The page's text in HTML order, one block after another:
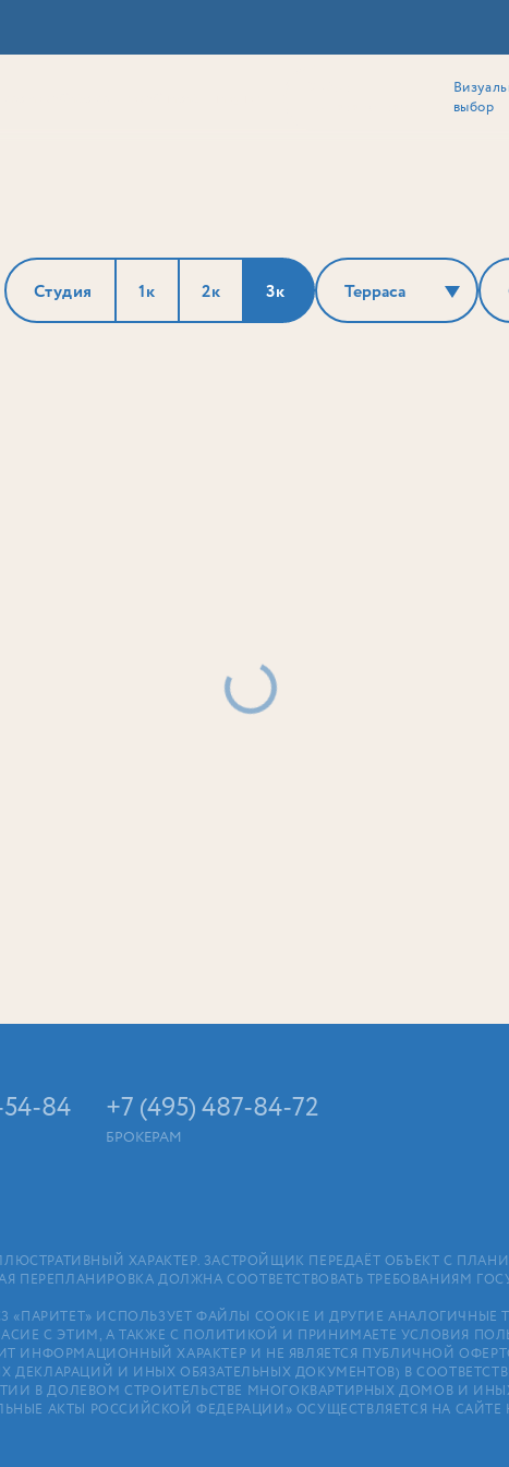
выбор
Студия 1к 2к 3к Терраса
84
БРОКЕРАМ
+7 (495) 487-84-72
ХАРАКТЕР. ЗАСТРОЙЩИК ПЕРЕДАЁТ ОБЪЕКТ С
ПЕРЕПЛАНИРОВКА ДОЛЖНА СООТВЕТСТВОВАТЬ ТРЕБОВАНИЯМ
ИСПОЛЬЗУЕТ ФАЙЛЫ COOKIE И ДРУГИЕ
С ЭТИМ, А ТАКЖЕ С ПОЛИТИКОЙ И ПРИНИМАЕТЕ УСЛОВИЯ
ИНФОРМАЦИОННЫЙ ХАРАКТЕР И НЕ ЯВЛЯЕТСЯ ПУБЛИЧНОЙ
И ИНЫХ ОБЯЗАТЕЛЬНЫХ ДОКУМЕНТОВ) В
В ДОЛЕВОМ СТРОИТЕЛЬСТВЕ МНОГОКВАРТИРНЫХ ДОМОВ И
АКТЫ РОССИЙСКОЙ ФЕДЕРАЦИИ» ОСУЩЕСТВЛЯЕТСЯ НА